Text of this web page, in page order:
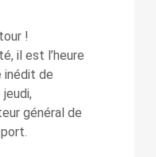
!
il est l’heure
inédit de
général de